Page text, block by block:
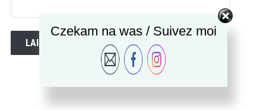
Czekam na was / Suivez moi